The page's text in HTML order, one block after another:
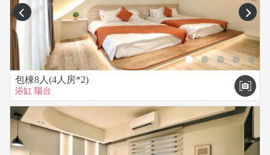
＊我們有代訂烤肉用品，代訂機車出租和代訂恆春半島各種遊
樂優惠門票的服務哦~
＊攜帶寵物入住者，需收清潔費$500元/隻。
＊包棟住宿額外收5000元押金，退房時住客需自行完成烤肉區
清潔、廚具清洗歸位與垃圾集中，請保持環境整潔，民宿內物
品無損壞，押金將全額退還。
＊本民宿續住期間為響應環保，床包、被單、枕套、浴巾和毛
巾等不提供更換，續住期間為避免打擾與旅客隱私，不提供房
務清潔。
＊為避免打擾鄰居安寧，請房客於晚上10點至早上8點前，請勿
大聲喧嘩、嬉鬧。
prev next
包棟8人(4人房*2)
浴缸 陽台